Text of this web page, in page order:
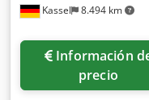
Kassel 8.494 km
Información de
precio